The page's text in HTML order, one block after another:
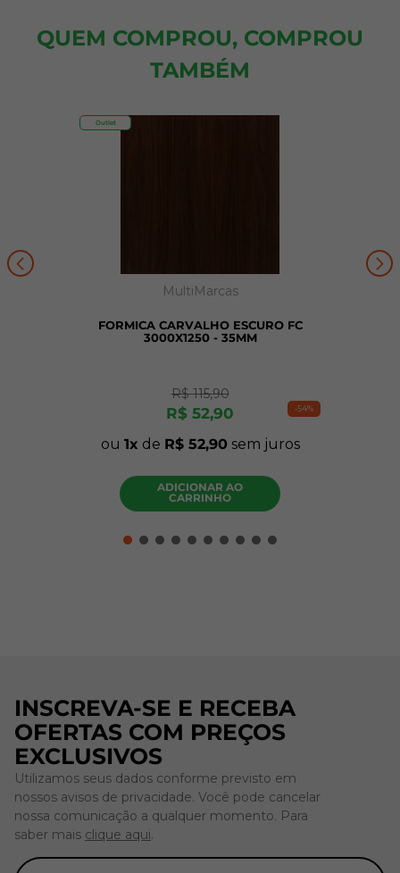
QUEM COMPROU, COMPROU
TAMBÉM
-54%
Outlet
MultiMarcas
FORMICA CARVALHO ESCURO FC
3000X1250 - 35MM
R$ 115,90
R$ 52,90
ou 1 de R$ 52,90 sem juros
ADICIONAR AO
CARRINHO
INSCREVA-SE E RECEBA
OFERTAS COM PREÇOS
EXCLUSIVOS
Utilizamos seus dados conforme previsto em
nossos avisos de privacidade. Você pode cancelar
nossa comunicação a qualquer momento. Para
saber mais clique aqui.